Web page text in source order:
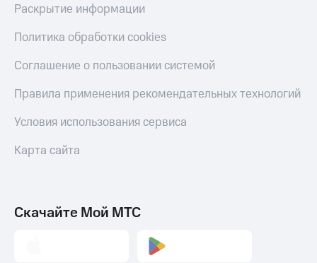
Раскрытие информации
Политика обработки cookies
Соглашение о пользовании системой
Правила применения рекомендательных технологий
Условия использования сервиса
Карта сайта
Скачайте Мой МТС